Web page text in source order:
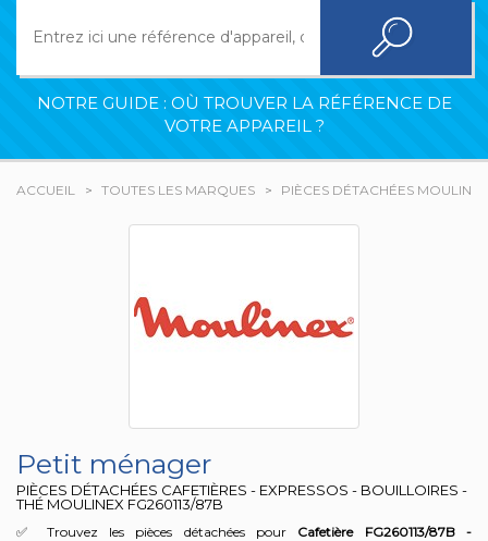
NOTRE GUIDE : OÙ TROUVER LA RÉFÉRENCE DE
VOTRE APPAREIL ?
ACCUEIL TOUTES LES MARQUES PIÈCES DÉTACHÉES MOULINEX
Petit ménager
PIÈCES DÉTACHÉES CAFETIÈRES - EXPRESSOS - BOUILLOIRES -
THÉ MOULINEX FG260113/87B
✅ Trouvez les pièces détachées pour Cafetière FG260113/87B -